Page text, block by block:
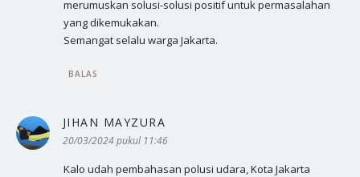
merumuskan solusi-solusi positif untuk permasalahan
yang dikemukakan.
Semangat selalu warga Jakarta.
BALAS
JIHAN MAYZURA
20/03/2024 pukul 11:46
Kalo udah pembahasan polusi udara, Kota Jakarta